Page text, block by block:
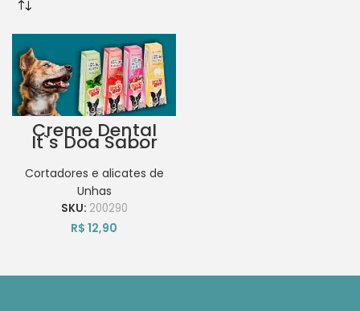
Creme Dental
It`s Dog Sabor
Tutti Frutti 60G
Cortadores e alicates de
Unhas
SKU: 200290
R$ 12,90